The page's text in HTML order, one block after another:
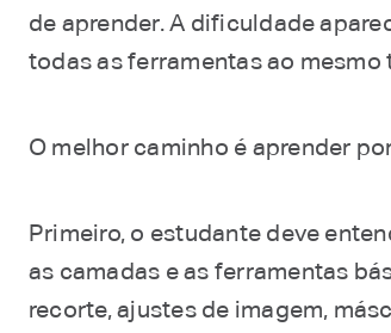
de aprender. A dificuldade
todas as ferramentas ao
O melhor caminho é aprender
Primeiro, o estudante deve
as camadas e as ferramentas
recorte, ajustes de imagem,